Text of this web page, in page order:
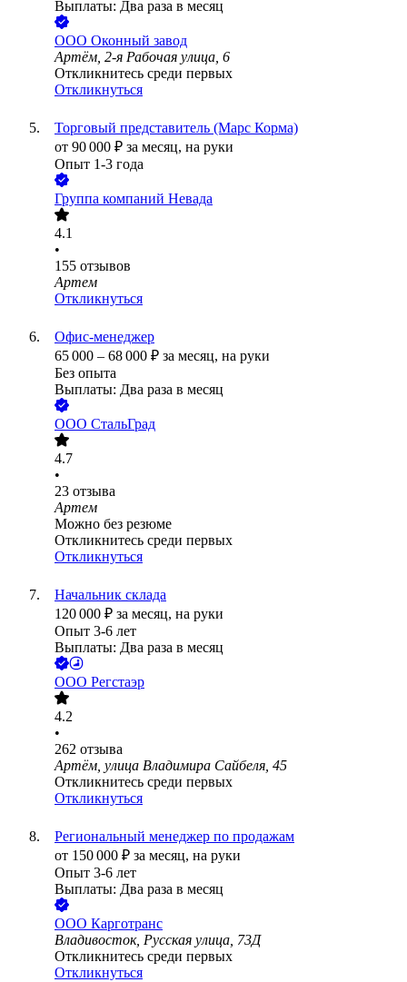
Выплаты: Два раза в месяц
ООО Оконный завод
Артём, 2-я Рабочая улица, 6
Откликнитесь среди первых
Откликнуться
Торговый представитель (Марс Корма)
от 90 000 ₽ за месяц, на руки
Опыт 1-3 года
Группа компаний Невада
4.1
•
155 отзывов
Артем
Откликнуться
Офис-менеджер
65 000 – 68 000 ₽ за месяц, на руки
Без опыта
Выплаты: Два раза в месяц
ООО СтальГрад
4.7
•
23 отзыва
Артем
Можно без резюме
Откликнитесь среди первых
Откликнуться
Начальник склада
120 000 ₽ за месяц, на руки
Опыт 3-6 лет
Выплаты: Два раза в месяц
ООО Регстаэр
4.2
•
262 отзыва
Артём, улица Владимира Сайбеля, 45
Откликнитесь среди первых
Откликнуться
Региональный менеджер по продажам
от 150 000 ₽ за месяц, на руки
Опыт 3-6 лет
Выплаты: Два раза в месяц
ООО Карготранс
Владивосток, Русская улица, 73Д
Откликнитесь среди первых
Откликнуться